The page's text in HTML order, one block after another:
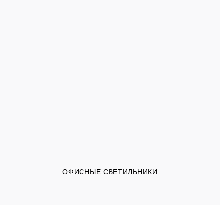
ОФИСНЫЕ СВЕТИЛЬНИКИ